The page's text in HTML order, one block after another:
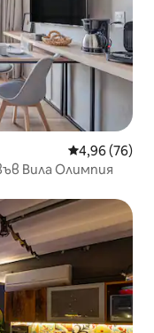
Средна
4,96 (76)
Вила Олимпия